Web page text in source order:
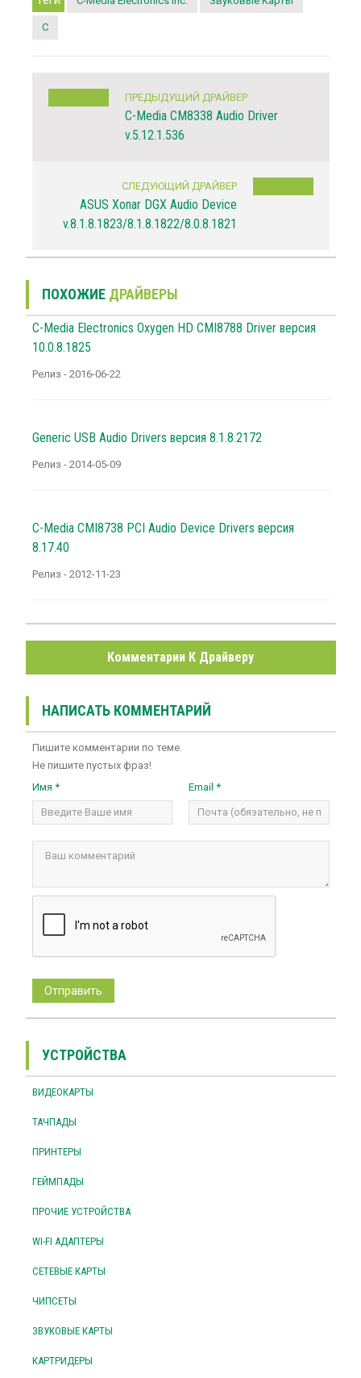
C
ПРЕДЫДУЩИЙ ДРАЙВЕР
C-Media CM8338 Audio Driver
v.5.12.1.536
СЛЕДУЮЩИЙ ДРАЙВЕР
ASUS Xonar DGX Audio Device
v.8.1.8.1823/8.1.8.1822/8.0.8.1821
ПОХОЖИЕ ДРАЙВЕРЫ
C-Media Electronics Oxygen HD CMI8788 Driver версия
10.0.8.1825
Релиз - 2016-06-22
Generic USB Audio Drivers версия 8.1.8.2172
Релиз - 2014-05-09
C-Media CMI8738 PCI Audio Device Drivers версия
8.17.40
Релиз - 2012-11-23
Комментарии К Драйверу
НАПИСАТЬ КОММЕНТАРИЙ
Пишите комментарии по теме.
Не пишите пустых фраз!
Имя *
Email *
УСТРОЙСТВА
ВИДЕОКАРТЫ
ТАЧПАДЫ
ПРИНТЕРЫ
ГЕЙМПАДЫ
ПРОЧИЕ УСТРОЙСТВА
WI-FI АДАПТЕРЫ
СЕТЕВЫЕ КАРТЫ
ЧИПСЕТЫ
ЗВУКОВЫЕ КАРТЫ
КАРТРИДЕРЫ